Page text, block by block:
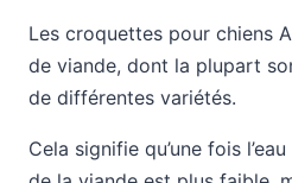
Les croquettes pour chiens
de viande, dont la plupart
de différentes variétés.
Cela signifie qu’une fois